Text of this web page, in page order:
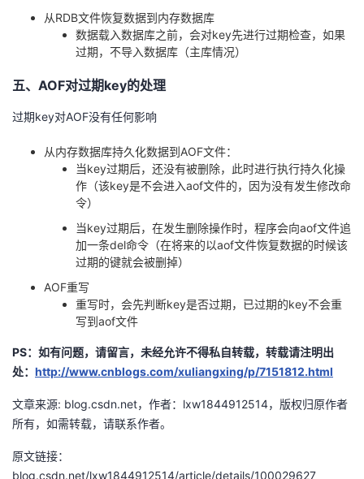
从RDB文件恢复数据到内存数据库
数据载入数据库之前，会对key先进行过期检查，如果
过期，不导入数据库（主库情况）
五、 AOF对过期key的处理
过期key对AOF没有任何影响
从内存数据库持久化数据到AOF文件：
当key过期后，还没有被删除，此时进行执行持久化操
作（该key是不会进入aof文件的，因为没有发生修改命
令）
当key过期后，在发生删除操作时，程序会向aof文件追
加一条del命令（在将来的以aof文件恢复数据的时候该
过期的键就会被删掉）
AOF重写
重写时，会先判断key是否过期，已过期的key不会重
写到aof文件
PS：如有问题，请留言，未经允许不得私自转载，转载请注明出
处： http://www.cnblogs.com/xuliangxing/p/7151812.html
文章来源: blog.csdn.net，作者：lxw1844912514，版权归原作者
所有，如需转载，请联系作者。
原文链接：
blog.csdn.net/lxw1844912514/article/details/100029627